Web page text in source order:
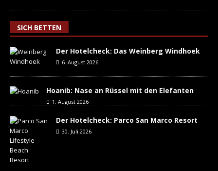
SICH BETTEN
Der Hotelcheck: Das Weinberg Windhoek
6. August 2026
Hoanib: Nase an Rüssel mit den Elefanten
1. August 2026
Der Hotelcheck: Parco San Marco Resort
30. Juli 2026